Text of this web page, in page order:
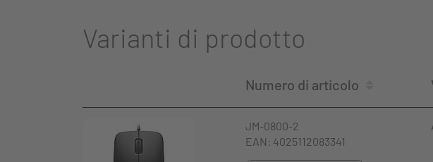
Varianti di prodotto
Numero di articolo
JM-0800-2
EAN: 4025112083341